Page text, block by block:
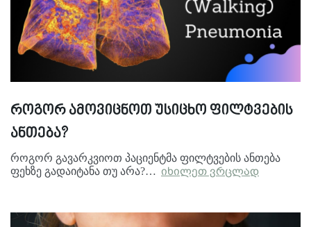
როგორ ამოვიცნოთ უსიცხო ფილტვების
ანთება?
როგორ გავარკვიოთ პაციენტმა ფილტვების ანთება
ფეხზე გადაიტანა თუ არა?… იხილეთ ვრცლად